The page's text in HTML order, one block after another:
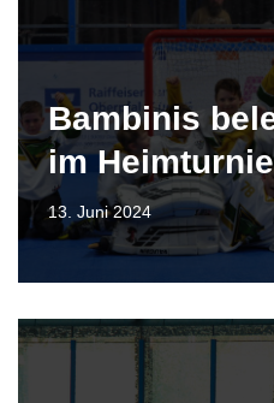
Bambinis
im
13. Juni 2024